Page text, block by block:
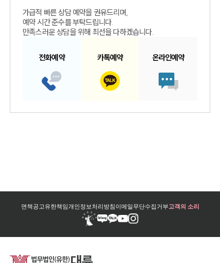
가급적 빠른 상담 예약을 권유드리며,
예약 시간 준수를 부탁드립니다.
만족스러운 상담을 위해 최선을 다하겠습니다.
전화예약 카톡예약 온라인예약
면책공고유한책임개인정보처리방침이메일무단수집거부고객의 소리